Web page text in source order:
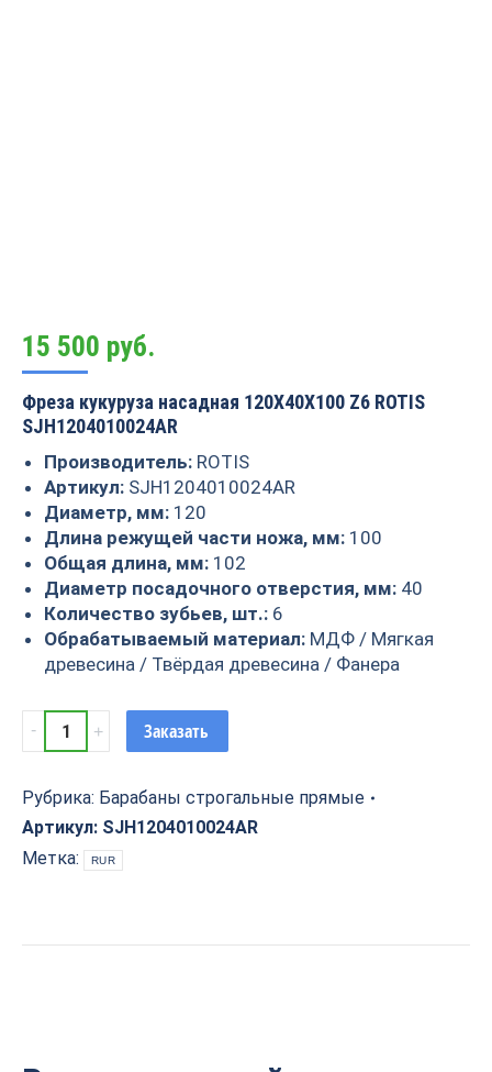
15 500 руб.
Фреза кукуруза насадная 120X40X100 Z6 ROTIS
SJH1204010024AR
Производитель: ROTIS
Артикул: SJH1204010024AR
Диаметр, мм: 120
Длина режущей части ножа, мм: 100
Общая длина, мм: 102
Диаметр посадочного отверстия, мм: 40
Количество зубьев, шт.: 6
Обрабатываемый материал: МДФ / Мягкая
древесина / Твёрдая древесина / Фанера
Фреза
кукуруза
120X40X100
Z6
ROTIS
SJH1204010024AR
Заказать
Рубрика: Барабаны строгальные прямые
Артикул: SJH1204010024AR
Метка:
RUR